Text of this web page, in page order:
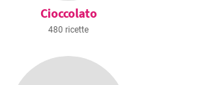
Cioccolato
480 ricette